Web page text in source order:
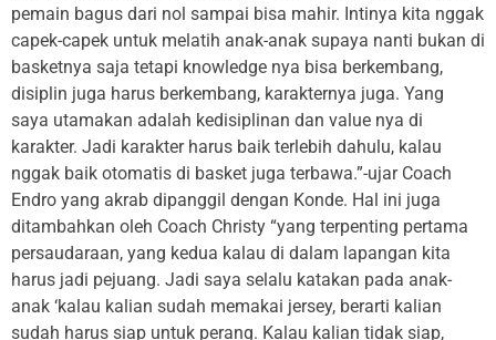
pemain bagus dari nol sampai bisa mahir. Intinya kita nggak
capek-capek untuk melatih anak-anak supaya nanti bukan di
basketnya saja tetapi knowledge nya bisa berkembang,
disiplin juga harus berkembang, karakternya juga. Yang
saya utamakan adalah kedisiplinan dan value nya di
karakter. Jadi karakter harus baik terlebih dahulu, kalau
nggak baik otomatis di basket juga terbawa.”-ujar Coach
Endro yang akrab dipanggil dengan Konde. Hal ini juga
ditambahkan oleh Coach Christy “yang terpenting pertama
persaudaraan, yang kedua kalau di dalam lapangan kita
harus jadi pejuang. Jadi saya selalu katakan pada anak-
anak ‘kalau kalian sudah memakai jersey, berarti kalian
sudah harus siap untuk perang. Kalau kalian tidak siap,